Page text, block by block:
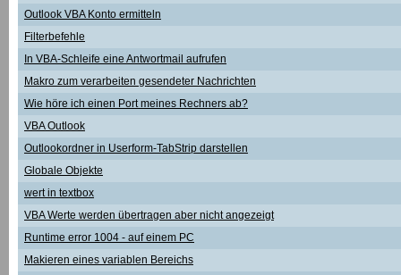
Outlook VBA Konto ermitteln
Filterbefehle
In VBA-Schleife eine Antwortmail aufrufen
Makro zum verarbeiten gesendeter Nachrichten
Wie höre ich einen Port meines Rechners ab?
VBA Outlook
Outlookordner in Userform-TabStrip darstellen
Globale Objekte
wert in textbox
VBA Werte werden übertragen aber nicht angezeigt
Runtime error 1004 - auf einem PC
Makieren eines variablen Bereichs